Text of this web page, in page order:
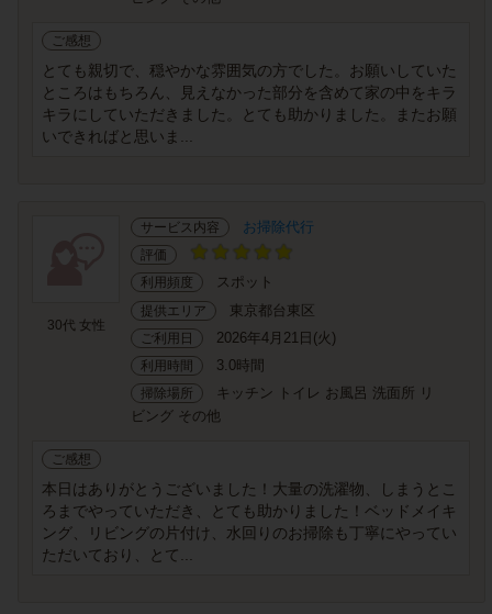
ご感想
とても親切で、穏やかな雰囲気の方でした。お願いしていた
ところはもちろん、見えなかった部分を含めて家の中をキラ
キラにしていただきました。とても助かりました。またお願
いできればと思いま...
30代 女性
サービス内容 お掃除代行
評価
利用頻度
スポット
提供エリア 東京都台東区
ご利用日 2026年4月21日(火)
利用時間 3.0時間
掃除場所
キッチン トイレ お風呂 洗面所 リ
ビング その他
ご感想
本日はありがとうございました！大量の洗濯物、しまうとこ
ろまでやっていただき、とても助かりました！ベッドメイキ
ング、リビングの片付け、水回りのお掃除も丁寧にやってい
ただいており、とて...